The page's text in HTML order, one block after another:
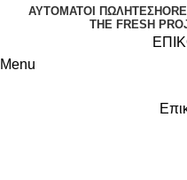
ΑΥΤΌΜΑΤΟΙ ΠΩΛΗΤΈΣ
THE FRESH
Menu